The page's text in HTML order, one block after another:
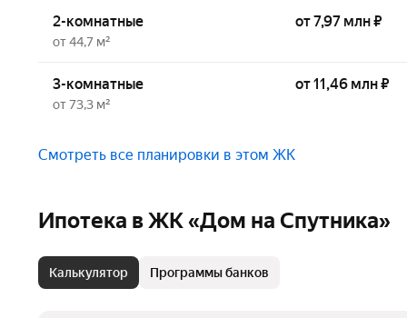
2-комнатные
от 44,7 м²
от 7,97 млн ₽
3-комнатные
от 73,3 м²
от 11,46 млн ₽
Смотреть все планировки в этом ЖК
Ипотека в ЖК «Дом на Спутника»
Калькулятор Программы банков